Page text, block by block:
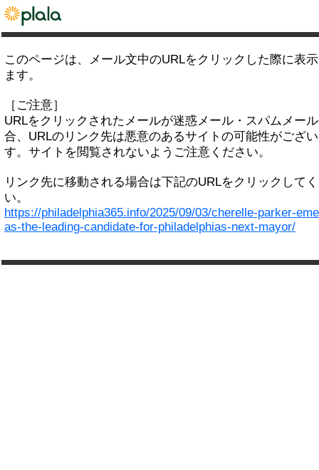
このページは、メール文中のURLをクリックした際に表
ます。
［ご注意］
URLをクリックされたメールが迷惑メール・スパムメー
合、URLのリンク先は悪意のあるサイトの可能性がござ
す。サイトを閲覧されないようご注意ください。
リンク先に移動される場合は下記のURLをクリックして
い。
https://philadelphia365.info/2025/09/03/cherelle-parker-
as-the-leading-candidate-for-philadelphias-next-mayor/